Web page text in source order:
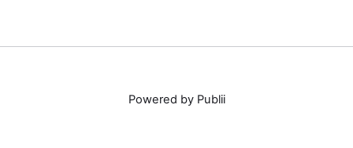
Powered by Publii